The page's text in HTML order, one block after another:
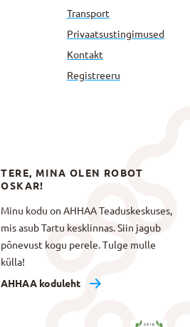
Transport
Privaatsus­tingimused
Kontakt
Registreeru
TERE, MINA OLEN ROBOT
OSKAR!
Minu kodu on AHHAA Teaduskeskuses,
mis asub Tartu kesklinnas. Siin jagub
põnevust kogu perele. Tulge mulle
külla!
AHHAA koduleht